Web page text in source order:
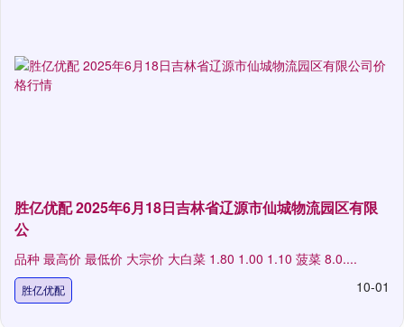
胜亿优配 2025年6月18日吉林省辽源市仙城物流园区有限
公
品种 最高价 最低价 大宗价 大白菜 1.80 1.00 1.10 菠菜 8.0....
胜亿优配 10-01